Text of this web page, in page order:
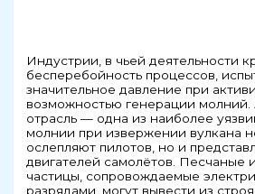
Индустрии, в чьей деятельности
бесперебойность процессов,
значительное давление при
возможностью генерации молний.
отрасль — одна из наиболее
молнии при извержении вулкана
ослепляют пилотов, но и
двигателей самолётов. Песчаные
частицы, сопровождаемые
разрядами, могут вывести из